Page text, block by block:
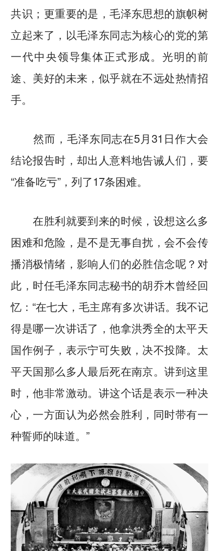
共识；更重要的是，毛泽东思想的旗帜树
立起来了，以毛泽东同志为核心的党的第
一代中央领导集体正式形成。光明的前
途、美好的未来，似乎就在不远处热情招
手。
然而，毛泽东同志在5月31日作大会
结论报告时，却出人意料地告诫人们，要
“准备吃亏”，列了17条困难。
在胜利就要到来的时候，设想这么多
困难和危险，是不是无事自扰，会不会传
播消极情绪，影响人们的必胜信念呢？对
此，时任毛泽东同志秘书的胡乔木曾经回
忆：“在七大，毛主席有多次讲话。我不记
得是哪一次讲话了，他拿洪秀全的太平天
国作例子，表示宁可失败，决不投降。太
平天国那么多人最后死在南京。讲到这里
时，他非常激动。讲这个话是表示一种决
心，一方面认为必然会胜利，同时带有一
种誓师的味道。”